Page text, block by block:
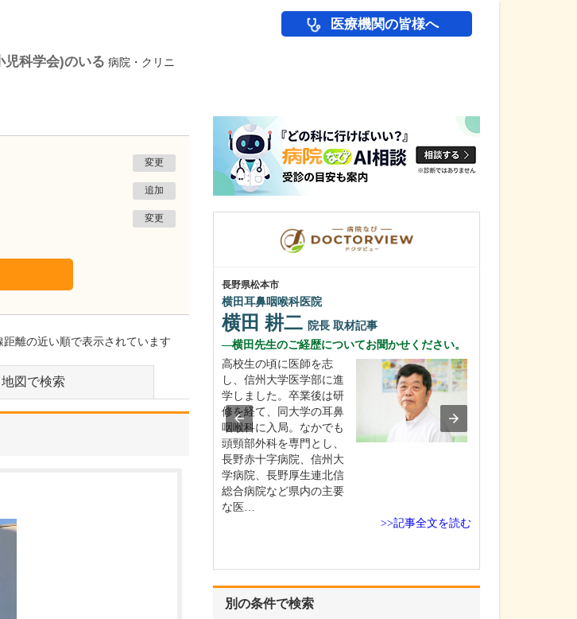
医療機関の皆様へ
児科学会)のいる 病院・クリニ
変更
追加
変更
距離の近い順で表示されています
地図で検索
別の条件で検索
ている診療がありましたら教えてくだ
ある消化器疾
査、胃カメ
長野県松本市
横田耳鼻咽喉科医院
横田 耕二 院長 取材記事
横田先生のご経歴についてお聞かせください。
高校生の頃に医師を志
し、信州大学医学部に進
学しました。卒業後は研
修を経て、同大学の耳鼻
咽喉科に入局。なかでも
頭頸部外科を専門とし、
長野赤十字病院、信州大
学病院、長野厚生連北信
総合病院など県内の主要
な医…
>>記事全文を読む